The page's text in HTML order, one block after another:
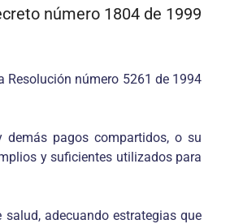
número 1804 de 1999
Resolución número 5261 de 1994
pagos compartidos, o su
y suficientes utilizados para
adecuando estrategias que